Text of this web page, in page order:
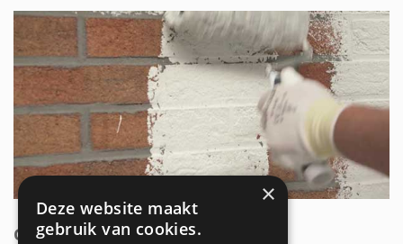
GEVEL SCHILDEREN
×
Deze website maakt
gebruik van cookies.